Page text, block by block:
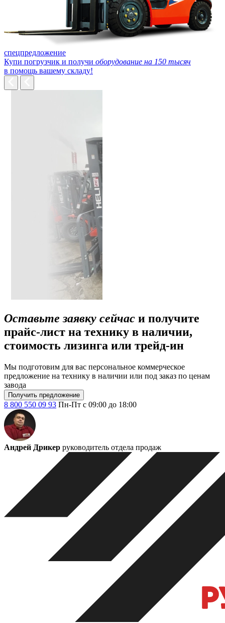
спецпредложение
Купи погрузчик и получи оборудование на 150 тысяч
в помощь вашему складу!
Оставьте заявку сейчас и получите
прайс-лист на технику в наличии,
стоимость лизинга или трейд-ин
Мы подготовим для вас персональное коммерческое
предложение на технику в наличии или под заказ по ценам
завода
Получить предложение
8 800 550 09 93 Пн-Пт с 09:00 до 18:00
Андрей Дрикер руководитель отдела продаж